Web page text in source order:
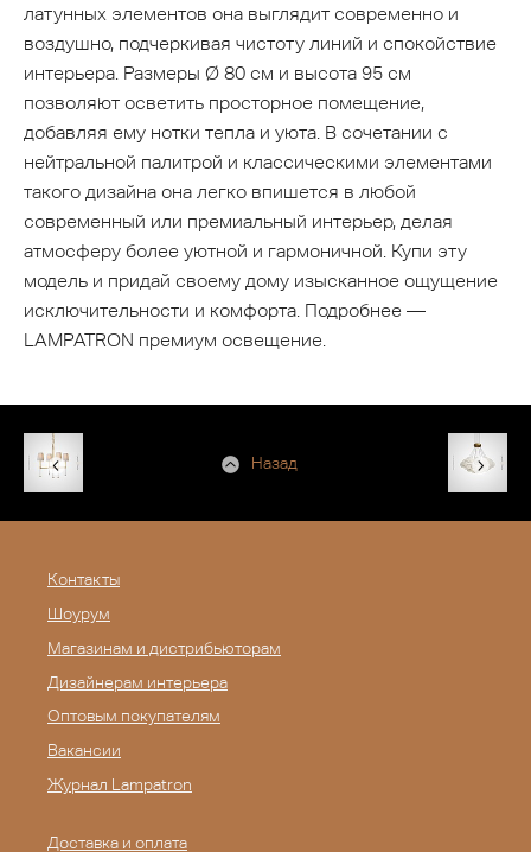
латунных элементов она выглядит современно и
воздушно, подчеркивая чистоту линий и спокойствие
интерьера. Размеры Ø 80 см и высота 95 см
позволяют осветить просторное помещение,
добавляя ему нотки тепла и уюта. В сочетании с
нейтральной палитрой и классическими элементами
такого дизайна она легко впишется в любой
современный или премиальный интерьер, делая
атмосферу более уютной и гармоничной. Купи эту
модель и придай своему дому изысканное ощущение
исключительности и комфорта. Подробнее —
LAMPATRON премиум освещение.
Назад
Контакты
Шоурум
Магазинам и дистрибьюторам
Дизайнерам интерьера
Оптовым покупателям
Вакансии
Журнал Lampatron
Доставка и оплата